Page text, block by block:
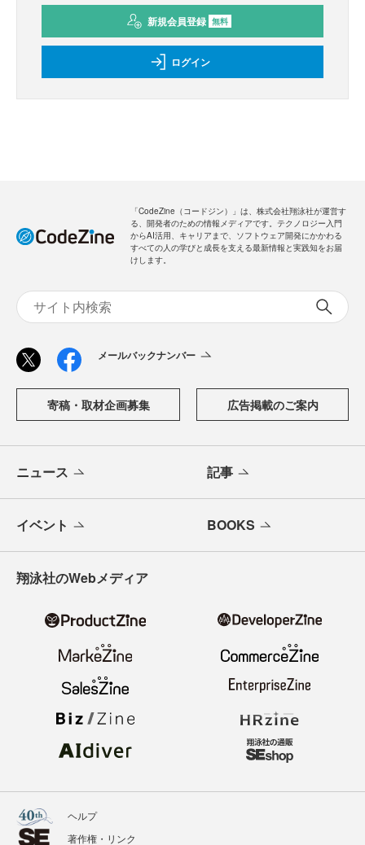
新規会員登録 無料
ログイン
「CodeZine（コードジン）」は、株式会社翔泳社が運営す
る、開発者のための情報メディアです。テクノロジー入門
からAI活用、キャリアまで、ソフトウェア開発にかかわる
すべての人の学びと成長を支える最新情報と実践知をお届
けします。
メールバックナンバー
寄稿・取材企画募集 広告掲載のご案内
ニュース 記事
イベント BOOKS
翔泳社のWebメディア
ヘルプ
著作権・リンク